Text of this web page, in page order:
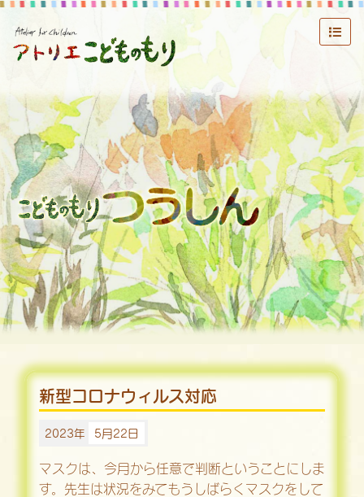
新型コロナウィルス対応
2023年 5月22日
マスクは、今月から任意で判断ということにしま
す。先生は状況をみてもうしばらくマスクをして